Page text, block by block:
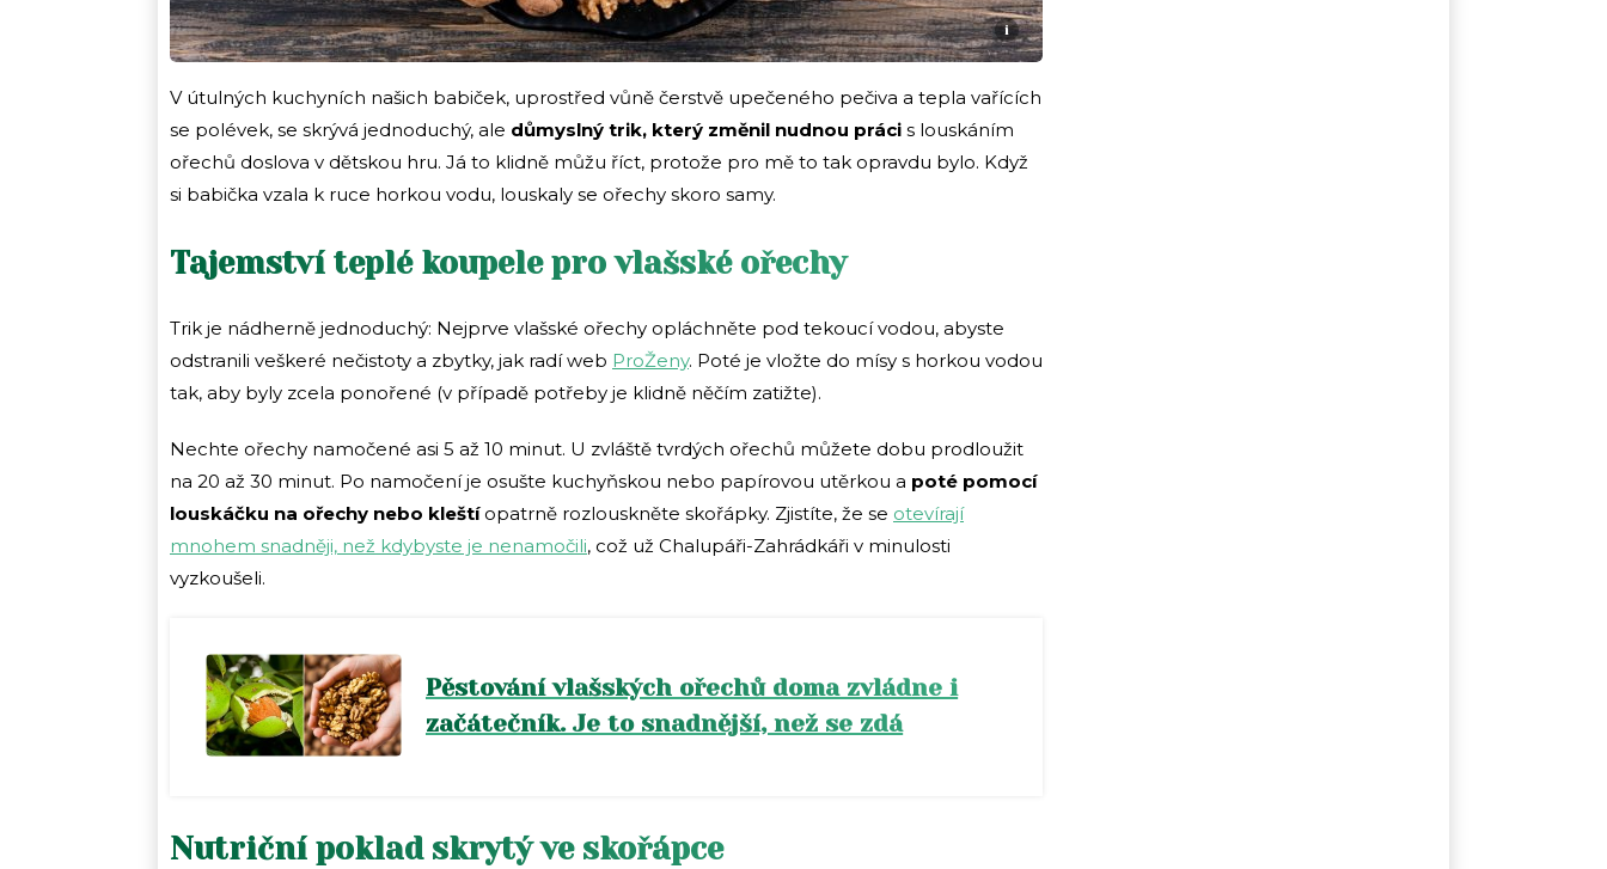
i
V útulných kuchyních našich babiček, uprostřed vůně čerstvě upečeného pečiva a tepla vařících
se polévek, se skrývá jednoduchý, ale důmyslný trik, který změnil nudnou práci s louskáním
ořechů doslova v dětskou hru. Já to klidně můžu říct, protože pro mě to tak opravdu bylo. Když
si babička vzala k ruce horkou vodu, louskaly se ořechy skoro samy.
Tajemství teplé koupele pro vlašské ořechy
Trik je nádherně jednoduchý: Nejprve vlašské ořechy opláchněte pod tekoucí vodou, abyste
odstranili veškeré nečistoty a zbytky, jak radí web ProŽeny. Poté je vložte do mísy s horkou vodou
tak, aby byly zcela ponořené (v případě potřeby je klidně něčím zatižte).
Nechte ořechy namočené asi 5 až 10 minut. U zvláště tvrdých ořechů můžete dobu prodloužit
na 20 až 30 minut. Po namočení je osušte kuchyňskou nebo papírovou utěrkou a poté pomocí
louskáčku na ořechy nebo kleští opatrně rozlouskněte skořápky. Zjistíte, že se otevírají
mnohem snadněji, než kdybyste je nenamočili, což už Chalupáři-Zahrádkáři v minulosti
vyzkoušeli.
Pěstování vlašských ořechů doma zvládne i
začátečník. Je to snadnější, než se zdá
Nutriční poklad skrytý ve skořápce